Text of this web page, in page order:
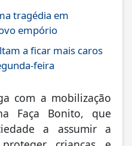
transmissões
do trabalho
empório
a ficar mais caros
feira